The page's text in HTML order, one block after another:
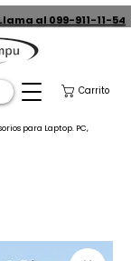
al 099-911-11-54
Carrito
para Laptop. PC,